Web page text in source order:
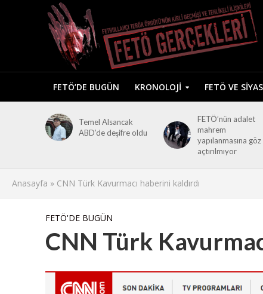
FETÖ’DE BUGÜN KRONOLOJI FETÖ VE
Temel Alsancak
ABD’de deşifre oldu
FETÖ’nün adalet
mahrem
yapılanmasına göz
açtırılmıyor
Anasayfa » CNN Türk Kavurmacı haberini kaldırdı
FETÖ'DE BUGÜN
CNN Türk